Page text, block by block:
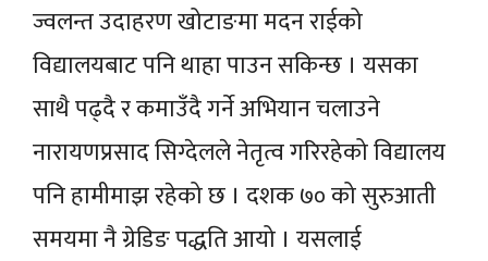
ज्वलन्त उदाहरण खोटाङमा मदन राईको
विद्यालयबाट पनि थाहा पाउन सकिन्छ । यसका
साथै पढ्दै र कमाउँदै गर्ने अभियान चलाउने
नारायणप्रसाद सिग्देलले नेतृत्व गरिरहेको विद्यालय
पनि हामीमाझ रहेको छ । दशक ७० को सुरुआती
समयमा नै ग्रेडिङ पद्धति आयो । यसलाई